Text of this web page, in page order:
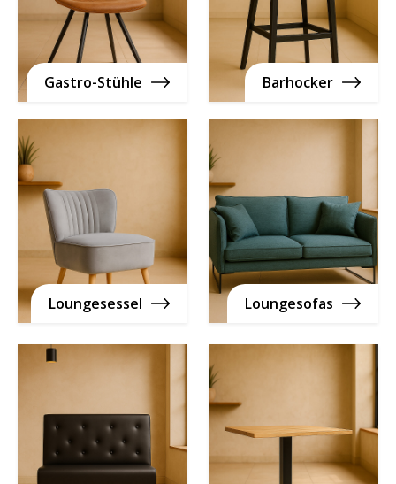
Gastro-Stühle Barhocker
Loungesessel Loungesofas